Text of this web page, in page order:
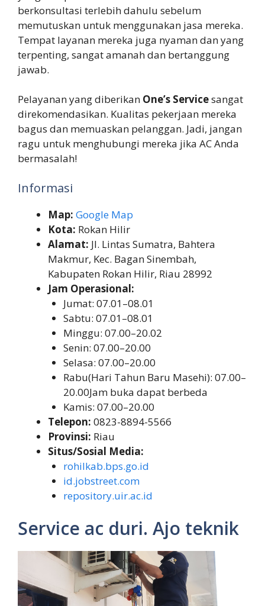
berkonsultasi terlebih dahulu sebelum
memutuskan untuk menggunakan jasa mereka.
Tempat layanan mereka juga nyaman dan yang
terpenting, sangat amanah dan bertanggung
jawab.
Pelayanan yang diberikan One’s Servicesangat
direkomendasikan. Kualitas pekerjaan mereka
bagus dan memuaskan pelanggan. Jadi, jangan
ragu untuk menghubungi mereka jika AC Anda
bermasalah!
Informasi
Map: Google Map
Kota: Rokan Hilir
Alamat: Jl. Lintas Sumatra, Bahtera
Makmur, Kec. Bagan Sinembah,
Kabupaten Rokan Hilir, Riau 28992
Jam Operasional:
Jumat: 07.01–08.01
Sabtu: 07.01–08.01
Minggu: 07.00–20.02
Senin: 07.00–20.00
Selasa: 07.00–20.00
Rabu(Hari Tahun Baru Masehi): 07.00–
20.00Jam buka dapat berbeda
Kamis: 07.00–20.00
Telepon: 0823-8894-5566
Provinsi: Riau
Situs/Sosial Media:
rohilkab.bps.go.id
id.jobstreet.com
repository.uir.ac.id
Service ac duri. Ajo teknik